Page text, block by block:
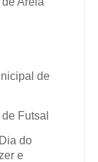
de
Futsal
do
e